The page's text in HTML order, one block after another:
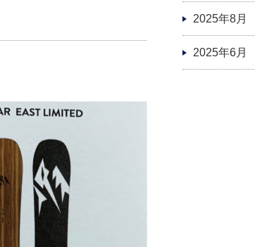
2025年8月
2025年6月